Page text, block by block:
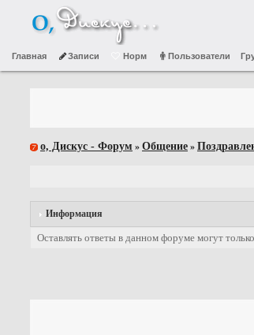
Главная Записи Норм Пользователи
о, Дискус - Форум » Общение »
Информация
Оставлять ответы в данном форуме могут